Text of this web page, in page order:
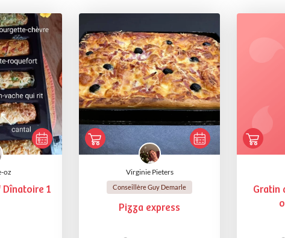
oz
1
Virginie Pieters
Conseillère Guy Demarle
Pizza express
Gratin